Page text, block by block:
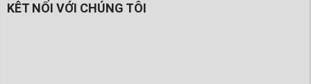
KÊT NỐI VỚI CHÚNG TÔI